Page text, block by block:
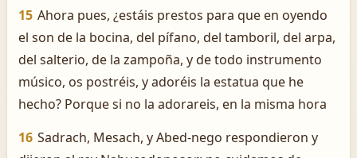
15 Ahora pues, ¿estáis prestos para que en oyendo
el son de la bocina, del pífano, del tamboril, del arpa,
del salterio, de la zampoña, y de todo instrumento
músico, os postréis, y adoréis la estatua que he
hecho? Porque si no la adorareis, en la misma hora
16 Sadrach, Mesach, y Abed-nego respondieron y